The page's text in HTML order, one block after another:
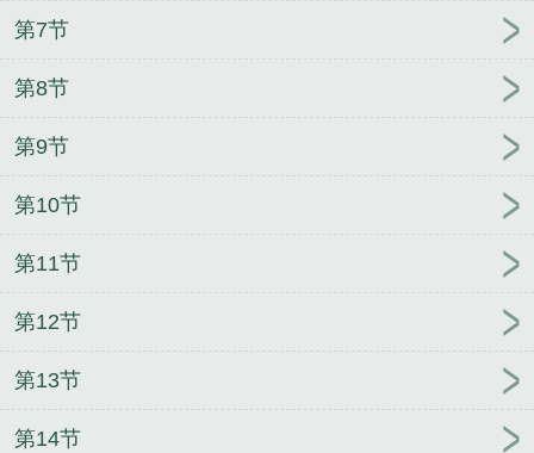
第7节
第8节
第9节
第10节
第11节
第12节
第13节
第14节